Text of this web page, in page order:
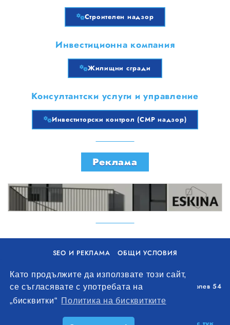
Като продължите да използвате този сайт,
се съгласявате с употребата на
„бисквитки“ Политика на бисквитките
Строителен надзор
Инвестиционна компания
Жилищни сгради
Консултантски услуги и управление
Инвеститорски контрол (СМР надзор)
Реклама
SEO И РЕКЛАМА
ОБЩИ УСЛОВИЯ
Уолоу Интернешънъл ЕООД, гр. Варна, бул. Генерал Колев 54
+359 893 621 112
office@remontna-brigada.com
Създай профил на своя строителен бизнес тук